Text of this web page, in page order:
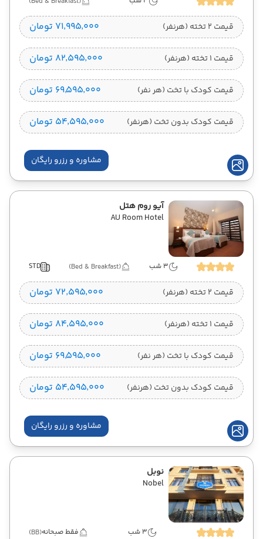
قیمت 2 تخته (هرنفر) ۷۱٬۹۹۵٬۰۰۰ تومان
قیمت 1 تخته (هرنفر) ۸۲٬۵۹۵٬۰۰۰ تومان
قیمت کودک با تخت (هر نفر) ۶۹٬۵۹۵٬۰۰۰ تومان
قیمت کودک بدون تخت (هرنفر) ۵۴٬۵۹۵٬۰۰۰ تومان
مشاوره و رزرو رایگان
آیو روم هتل
AU Room Hotel
3 شب (Bed & Breakfast)
STD
قیمت 2 تخته (هرنفر) ۷۲٬۵۹۵٬۰۰۰ تومان
قیمت 1 تخته (هرنفر) ۸۴٬۵۹۵٬۰۰۰ تومان
قیمت کودک با تخت (هر نفر) ۶۹٬۵۹۵٬۰۰۰ تومان
قیمت کودک بدون تخت (هرنفر) ۵۴٬۵۹۵٬۰۰۰ تومان
مشاوره و رزرو رایگان
نوبل
Nobel
3 شب فقط صبحانه(BB)